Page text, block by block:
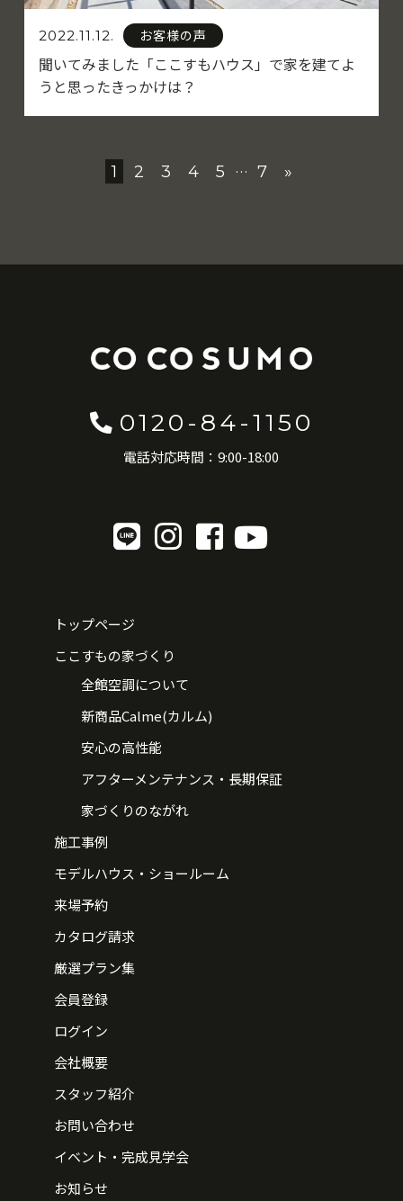
2022.11.12. お客様の声
聞いてみました「ここすもハウス」で家を建てよ
うと思ったきっかけは？
1 2 3 4 5 … 7 »
0120-84-1150
電話対応時間：9:00-18:00
トップページ
ここすもの家づくり
全館空調について
新商品Calme(カルム)
安心の高性能
アフターメンテナンス・長期保証
家づくりのながれ
施工事例
モデルハウス・ショールーム
来場予約
カタログ請求
厳選プラン集
会員登録
ログイン
会社概要
スタッフ紹介
お問い合わせ
イベント・完成見学会
お知らせ